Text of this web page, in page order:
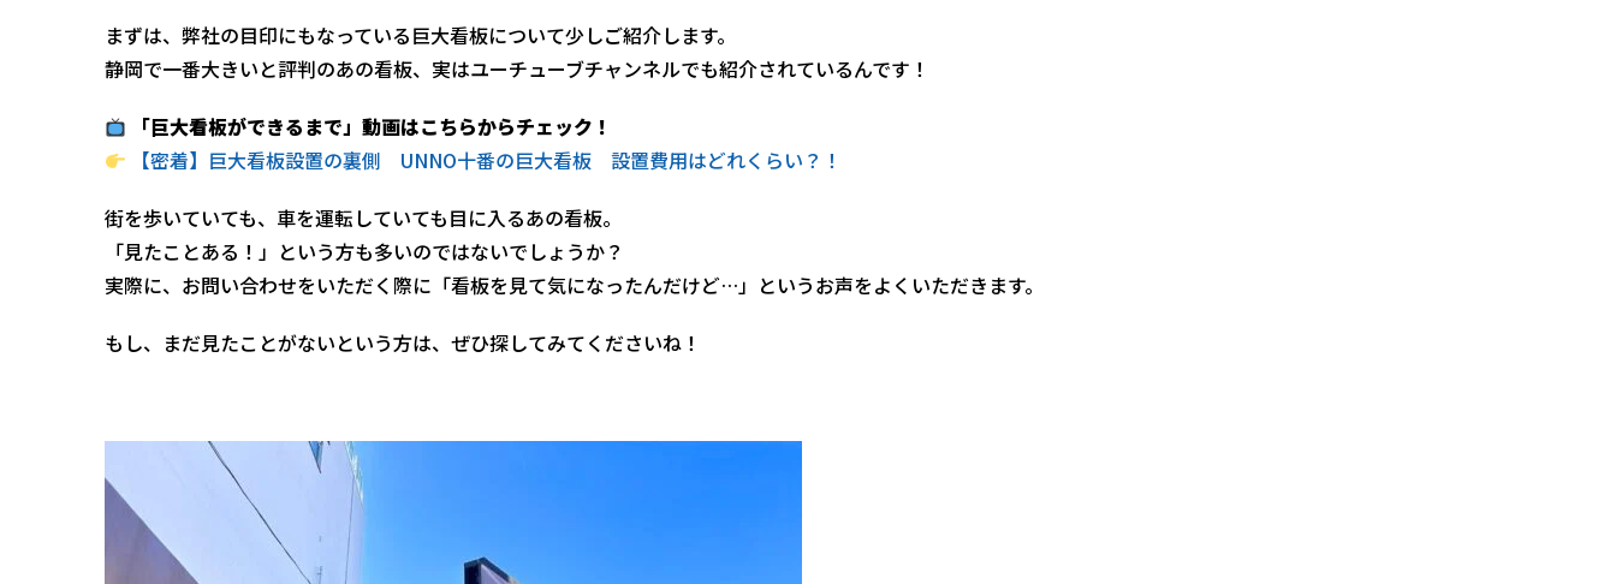
まずは、弊社の目印にもなっている巨大看板について少しご紹介します。
静岡で一番大きいと評判のあの看板、実はユーチューブチャンネルでも紹介されているんです！
「巨大看板ができるまで」動画はこちらからチェック！
【密着】巨大看板設置の裏側 UNNO十番の巨大看板 設置費用はどれくらい？！
街を歩いていても、車を運転していても目に入るあの看板。
「見たことある！」という方も多いのではないでしょうか？
実際に、お問い合わせをいただく際に「看板を見て気になったんだけど…」というお声をよくいただきます。
もし、まだ見たことがないという方は、ぜひ探してみてくださいね！